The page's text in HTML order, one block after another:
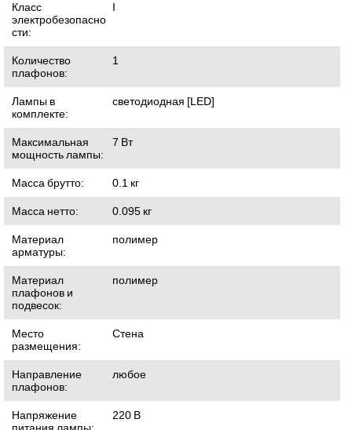
Класс
электробезопасно
сти:
I
Количество
плафонов:
1
Лампы в
комплекте:
светодиодная [LED]
Максимальная
мощность лампы:
7 Вт
Масса брутто: 0.1 кг
Масса нетто: 0.095 кг
Материал
арматуры:
полимер
Материал
плафонов и
подвесок:
полимер
Место
размещения:
Стена
Направление
плафонов:
любое
Напряжение
220 В